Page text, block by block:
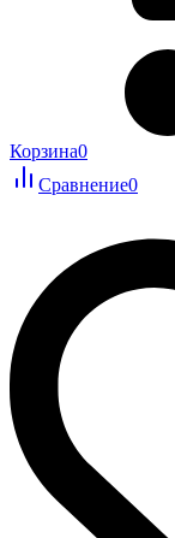
Корзина0
Сравнение0